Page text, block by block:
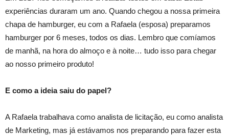
experiências duraram um ano. Quando chegou a nossa primeira
chapa de hamburger, eu com a Rafaela (esposa) preparamos
hamburger por 6 meses, todos os dias. Lembro que comíamos
de manhã, na hora do almoço e à noite… tudo isso para chegar
ao nosso primeiro produto!
E como a ideia saiu do papel?
A Rafaela trabalhava como analista de licitação, eu como analista
de Marketing, mas já estávamos nos preparando para fazer esta